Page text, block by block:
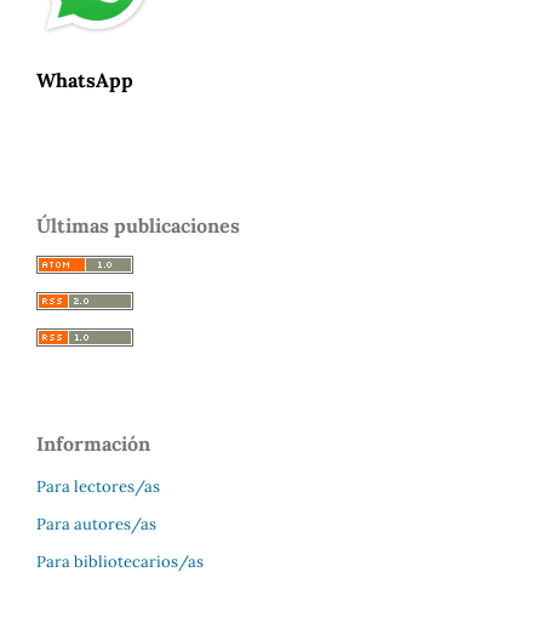
WhatsApp
Últimas publicaciones
Información
Para lectores/as
Para autores/as
Para bibliotecarios/as